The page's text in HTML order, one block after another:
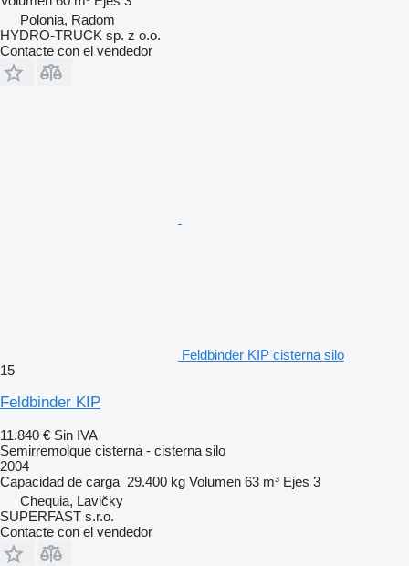
Polonia, Radom
HYDRO-TRUCK sp. z o.o.
Contacte con el vendedor
Feldbinder KIP cisterna silo
15
Feldbinder KIP
11.840 € Sin IVA
Semirremolque cisterna - cisterna silo
2004
Capacidad de carga 29.400 kg Volumen 63 m³ Ejes 3
Chequia, Lavičky
SUPERFAST s.r.o.
Contacte con el vendedor